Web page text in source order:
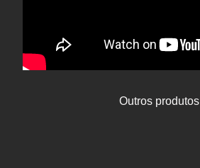
Outros produtos